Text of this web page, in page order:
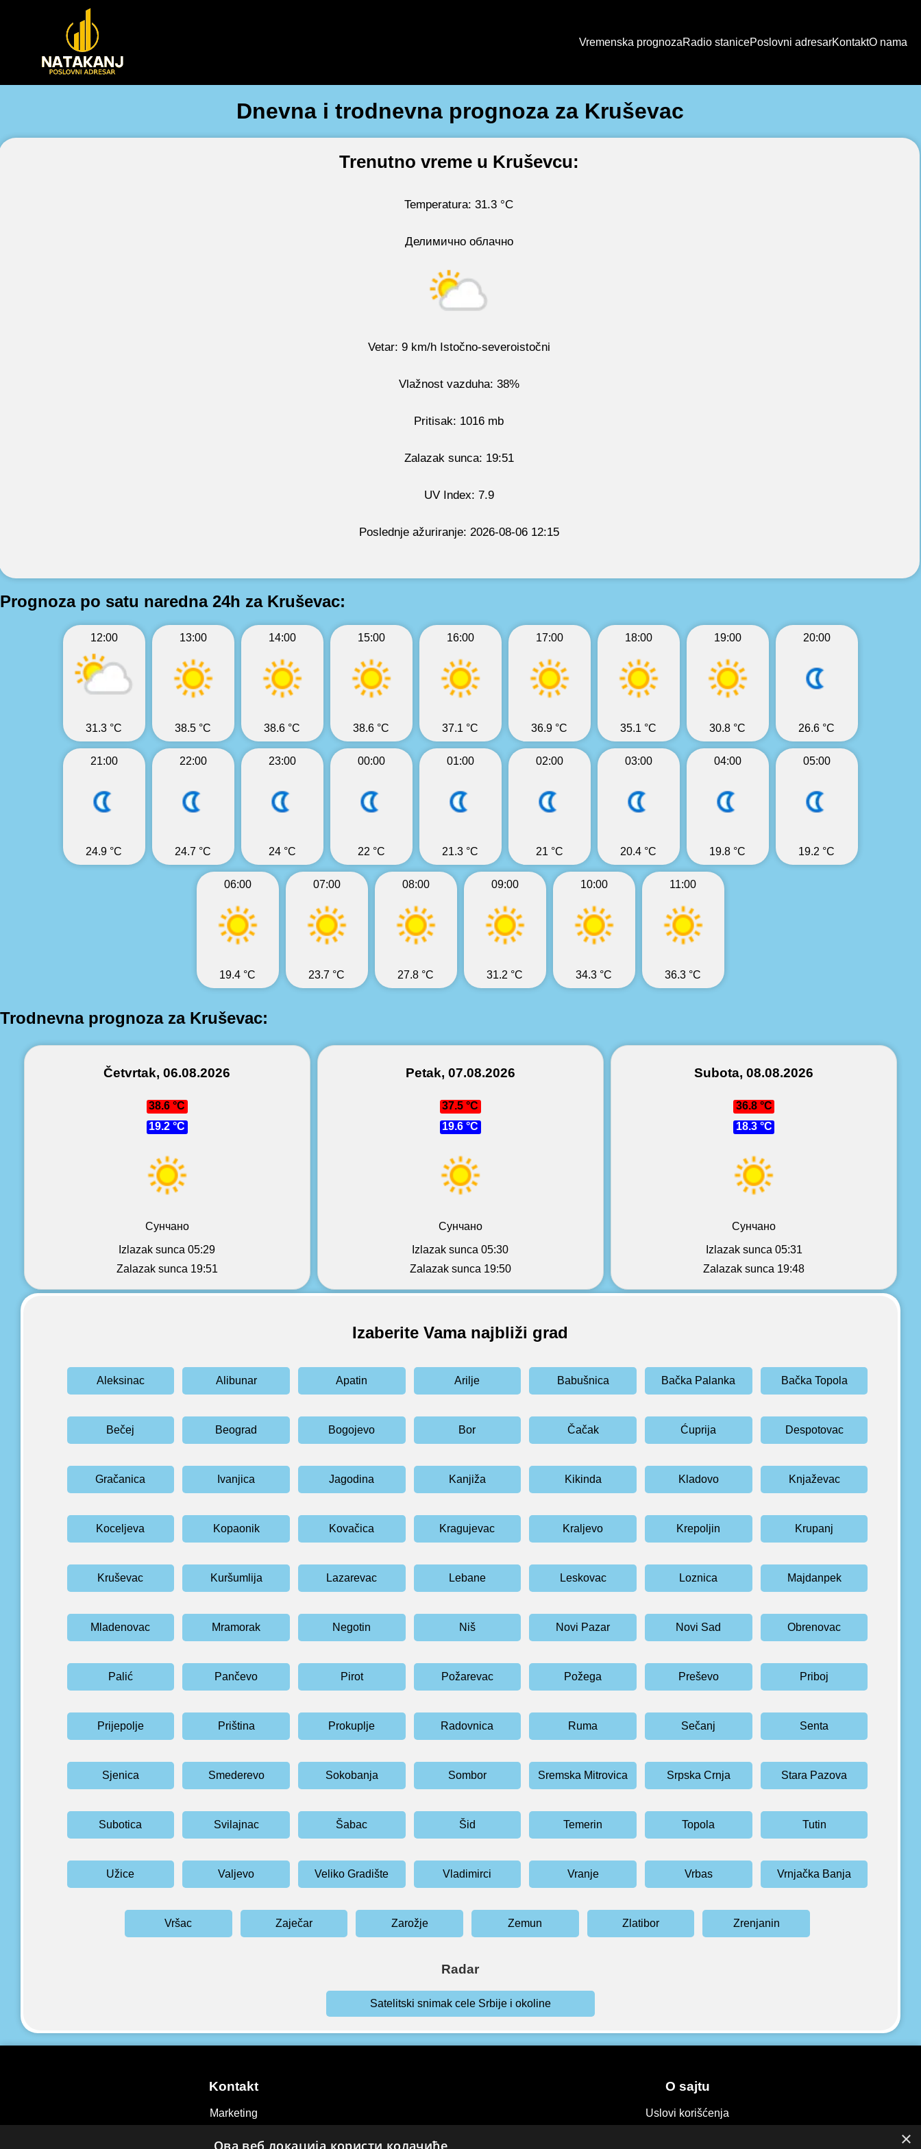
Vremenska prognozaRadio stanicePoslovni adresarKontaktO nama
Dnevna i trodnevna prognoza za Kruševac
Trenutno vreme u Kruševcu:
Temperatura: 31.3 °C
Делимично облачно
Vetar: 9 km/h Istočno-severoistočni
Vlažnost vazduha: 38%
Pritisak: 1016 mb
Zalazak sunca: 19:51
UV Index: 7.9
Poslednje ažuriranje: 2026-08-06 12:15
Prognoza po satu naredna 24h za Kruševac:
12:00
31.3 °C
13:00
38.5 °C
14:00
38.6 °C
15:00
38.6 °C
16:00
37.1 °C
17:00
36.9 °C
18:00
35.1 °C
19:00
30.8 °C
20:00
26.6 °C
21:00
24.9 °C
22:00
24.7 °C
23:00
24 °C
00:00
22 °C
01:00
21.3 °C
02:00
21 °C
03:00
20.4 °C
04:00
19.8 °C
05:00
19.2 °C
06:00
19.4 °C
07:00
23.7 °C
08:00
27.8 °C
09:00
31.2 °C
10:00
34.3 °C
11:00
36.3 °C
Trodnevna prognoza za Kruševac:
Četvrtak, 06.08.2026
38.6 °C
19.2 °C
Сунчано
Izlazak sunca 05:29
Zalazak sunca 19:51
Petak, 07.08.2026
37.5 °C
19.6 °C
Сунчано
Izlazak sunca 05:30
Zalazak sunca 19:50
Subota, 08.08.2026
36.8 °C
18.3 °C
Сунчано
Izlazak sunca 05:31
Zalazak sunca 19:48
Izaberite Vama najbliži grad
Aleksinac Alibunar Apatin Arilje Babušnica Bačka Palanka Bačka Topola
Bečej Beograd Bogojevo Bor Čačak Ćuprija Despotovac
Gračanica Ivanjica Jagodina Kanjiža Kikinda Kladovo Knjaževac
Koceljeva Kopaonik Kovačica Kragujevac Kraljevo Krepoljin Krupanj
Kruševac Kuršumlija Lazarevac Lebane Leskovac Loznica Majdanpek
Mladenovac Mramorak Negotin Niš Novi Pazar Novi Sad Obrenovac
Palić Pančevo Pirot Požarevac Požega Preševo Priboj
Prijepolje Priština Prokuplje Radovnica Ruma Sečanj Senta
Sjenica Smederevo Sokobanja Sombor Sremska Mitrovica Srpska Crnja Stara Pazova
Subotica Svilajnac Šabac Šid Temerin Topola Tutin
Užice Valjevo Veliko Gradište Vladimirci Vranje Vrbas Vrnjačka Banja
Vršac Zaječar Zarožje Zemun Zlatibor Zrenjanin
Radar
Satelitski snimak cele Srbije i okoline
Kontakt
Marketing
O sajtu
Uslovi korišćenja
×
Ова веб локација користи колачиће